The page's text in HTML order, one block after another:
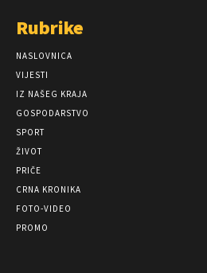
Rubrike
NASLOVNICA
VIJESTI
IZ NAŠEG KRAJA
GOSPODARSTVO
SPORT
ŽIVOT
PRIČE
CRNA KRONIKA
FOTO-VIDEO
PROMO